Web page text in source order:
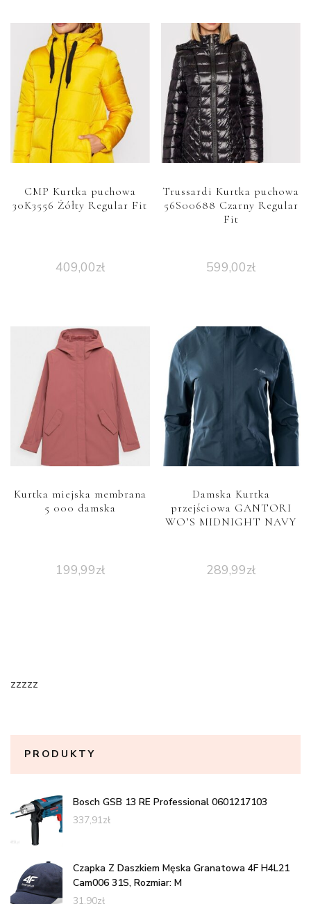
CMP Kurtka puchowa
30K3556 Żółty Regular Fit
409,00zł
Trussardi Kurtka puchowa
56S00688 Czarny Regular
Fit
599,00zł
Kurtka miejska membrana
5 000 damska
199,99zł
Damska Kurtka
przejściowa GANTORI
WO’S MIDNIGHT NAVY
289,99zł
zzzzz
PRODUKTY
Bosch GSB 13 RE Professional 0601217103
337,91zł
Czapka Z Daszkiem Męska Granatowa 4F H4L21
Cam006 31S, Rozmiar: M
31,90zł